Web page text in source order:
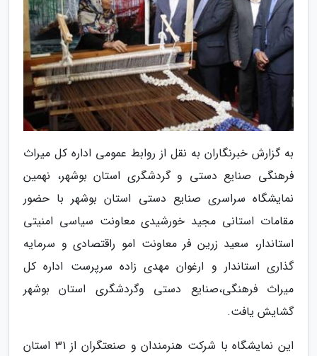
به گزارش خبرنگاران به نقل از روابط عمومی اداره کل میراث
فرهنگی صنایع دستی و گردشگری استان بوشهر، نهمین
نمایشگاه سراسری صنایع دستی استان بوشهر با حضور
مقامات استانی مجید خورشیدی معاونت سیاسی امنیتی
استاندار، سعید زرین فر معاونت امو راقتصادی و سرمایه
گذاری استاندار و ارغوان مهدی زاده سرپرست اداره کل
میراث فرهنگی،صنایع دستی وگردشگری استان بوشهر
گشایش یافت.
این نمایشگاه با شرکت هنرمندان و صنعتگران از 31 استان